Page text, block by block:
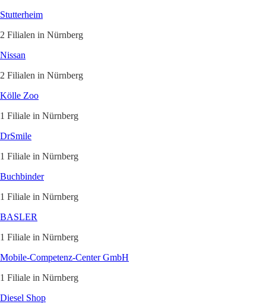
Stutterheim
2 Filialen in Nürnberg
Nissan
2 Filialen in Nürnberg
Kölle Zoo
1 Filiale in Nürnberg
DrSmile
1 Filiale in Nürnberg
Buchbinder
1 Filiale in Nürnberg
BASLER
1 Filiale in Nürnberg
Mobile-Competenz-Center GmbH
1 Filiale in Nürnberg
Diesel Shop